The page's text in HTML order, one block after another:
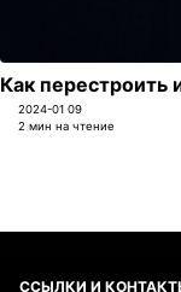
Как перестроить
2024-01 09
2 мин на чтение
ССЫЛКИ И